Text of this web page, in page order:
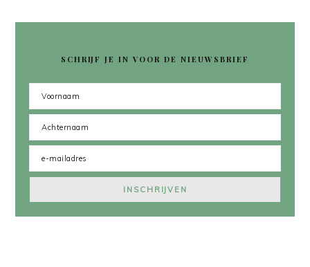
SCHRIJF JE IN VOOR DE NIEUWSBRIEF